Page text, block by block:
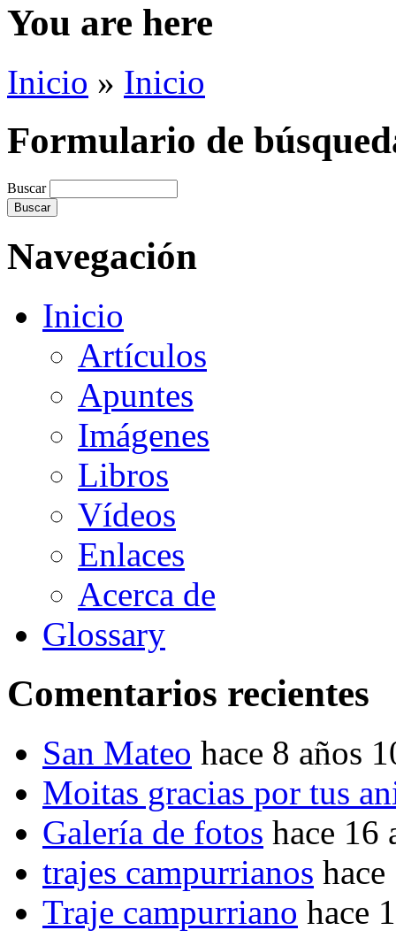
You are here
Inicio » Inicio
Formulario de
Buscar
Navegación
Inicio
Artículos
Apuntes
Imágenes
Libros
Vídeos
Enlaces
Acerca de
Glossary
Comentarios recientes
San Mateo hace 8 años
Moitas gracias por tus
Galería de fotos hace 16
trajes campurrianos
Traje campurriano hace